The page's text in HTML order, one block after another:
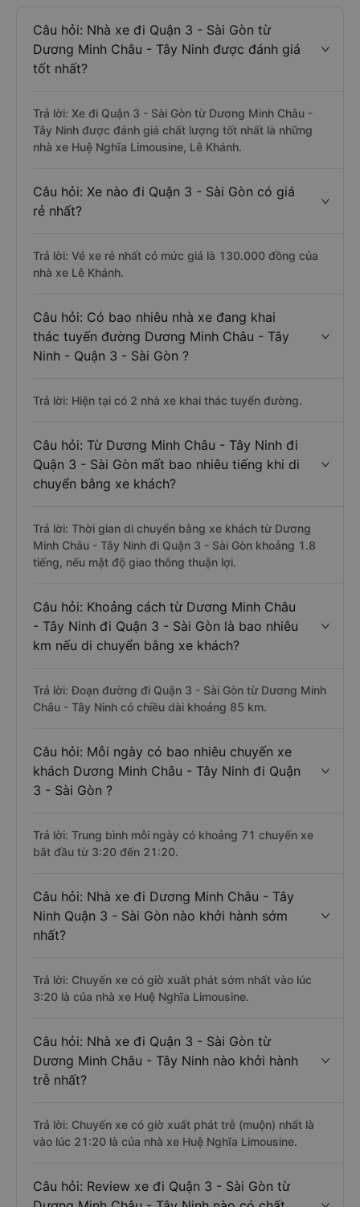
Câu hỏi: Nhà xe đi Quận 3 - Sài Gòn từ
Dương Minh Châu - Tây Ninh được đánh giá
tốt nhất?
Trả lời: Xe đi Quận 3 - Sài Gòn từ Dương Minh Châu -
Tây Ninh được đánh giá chất lượng tốt nhất là những
nhà xe Huệ Nghĩa Limousine, Lê Khánh.
Câu hỏi: Xe nào đi Quận 3 - Sài Gòn có giá
rẻ nhất?
Trả lời: Vé xe rẻ nhất có mức giá là 130.000 đồng của
nhà xe Lê Khánh.
Câu hỏi: Có bao nhiêu nhà xe đang khai
thác tuyến đường Dương Minh Châu - Tây
Ninh - Quận 3 - Sài Gòn ?
Trả lời: Hiện tại có 2 nhà xe khai thác tuyến đường.
Câu hỏi: Từ Dương Minh Châu - Tây Ninh đi
Quận 3 - Sài Gòn mất bao nhiêu tiếng khi di
chuyển bằng xe khách?
Trả lời: Thời gian di chuyển bằng xe khách từ Dương
Minh Châu - Tây Ninh đi Quận 3 - Sài Gòn khoảng 1.8
tiếng, nếu mật độ giao thông thuận lợi.
Câu hỏi: Khoảng cách từ Dương Minh Châu
- Tây Ninh đi Quận 3 - Sài Gòn là bao nhiêu
km nếu di chuyển bằng xe khách?
Trả lời: Đoạn đường đi Quận 3 - Sài Gòn từ Dương Minh
Châu - Tây Ninh có chiều dài khoảng 85 km.
Câu hỏi: Mỗi ngày có bao nhiêu chuyến xe
khách Dương Minh Châu - Tây Ninh đi Quận
3 - Sài Gòn ?
Trả lời: Trung bình mỗi ngày có khoảng 71 chuyến xe
bắt đầu từ 3:20 đến 21:20.
Câu hỏi: Nhà xe đi Dương Minh Châu - Tây
Ninh Quận 3 - Sài Gòn nào khởi hành sớm
nhất?
Trả lời: Chuyến xe có giờ xuất phát sớm nhất vào lúc
3:20 là của nhà xe Huệ Nghĩa Limousine.
Câu hỏi: Nhà xe đi Quận 3 - Sài Gòn từ
Dương Minh Châu - Tây Ninh nào khởi hành
trễ nhất?
Trả lời: Chuyến xe có giờ xuất phát trễ (muộn) nhất là
vào lúc 21:20 là của nhà xe Huệ Nghĩa Limousine.
Câu hỏi: Review xe đi Quận 3 - Sài Gòn từ